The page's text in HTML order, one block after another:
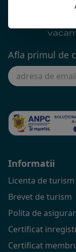
Afla primul de
Informatii
Licenta de turism
Brevet de turism
Polita de
Certificat
Certificat